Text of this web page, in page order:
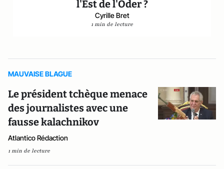
l'Est de l'Oder ?
Cyrille Bret
1 min de lecture
MAUVAISE BLAGUE
Le président tchèque menace
des journalistes avec une
fausse kalachnikov
Atlantico Rédaction
1 min de lecture